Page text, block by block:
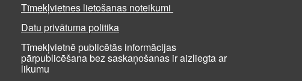
Tīmekļvietnes lietošanas noteikumi
Datu privātuma politika
Tīmekļvietnē publicētās informācijas
pārpublicēšana bez saskaņošanas ir aizliegta ar
likumu